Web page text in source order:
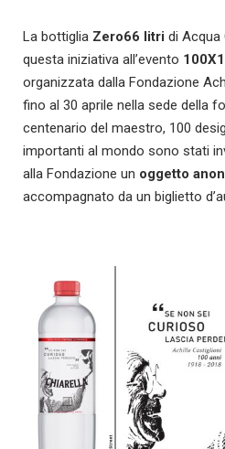
La bottiglia Zero66 litri di Acqua
questa iniziativa all’evento
organizzata dalla Fondazione
fino al 30 aprile nella sede della
centenario del maestro, 100
importanti al mondo sono stati
alla Fondazione un oggetto
accompagnato da un biglietto